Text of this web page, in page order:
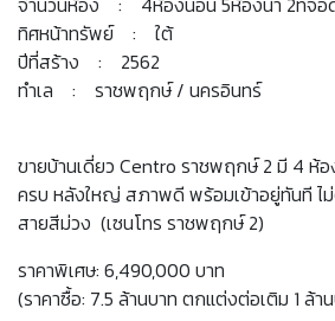
ทิศหน้าทรัพย์ : ใต้
ปีที่สร้าง : 2562
ทำเล : ราชพฤกษ์ / นครอินทร์
ขายบ้านเดี่ยว Centro ราชพฤกษ์ 2 มี 4 ห้
ครบ หลังใหญ่ สภาพดี พร้อมเข้าอยู่ทันที ไ
สายสีม่วง (เซนโทร ราชพฤกษ์ 2)
ราคาพิเศษ: 6,490,000 บาท
(ราคาซื้อ: 7.5 ล้านบาท ตกแต่งต่อเติม 1 ล้า